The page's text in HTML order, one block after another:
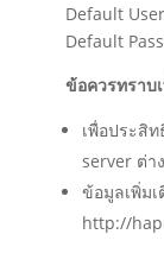
Default
Default
ข้อควรทราบ
เพื่อประสิ
server ต่า
ข้อมูลเพิ่ม
http://